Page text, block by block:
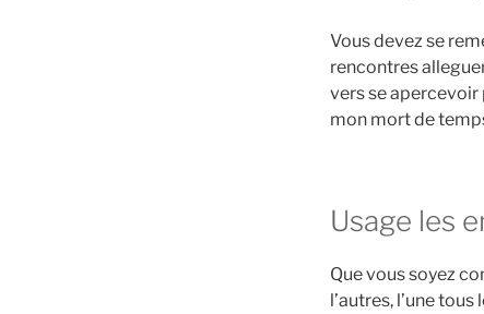
Vous devez se
rencontres
vers se
mon mort de
Usage les
Que vous soyez
l’autres, l’une